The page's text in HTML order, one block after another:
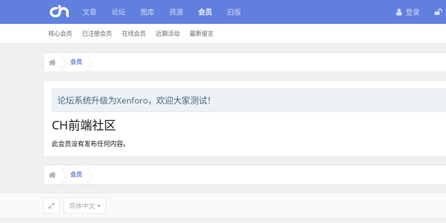
文章 论坛 图库 资源 会员
核心会员 已注册会员 在线会员 近期活动 最新留言
旧版 登录
会员
论坛系统升级为Xenforo，欢迎大家测试！
CH前端社区
此会员没有发布任何内容。
会员
简体中文